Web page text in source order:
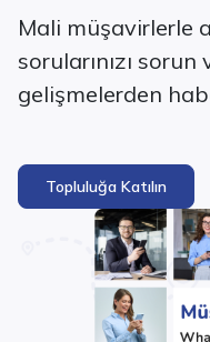
Mali müşavirlerle
sorularınızı
gelişmelerden
Topluluğa Katılın